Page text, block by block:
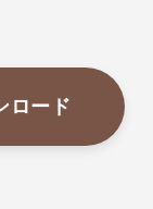
ロード